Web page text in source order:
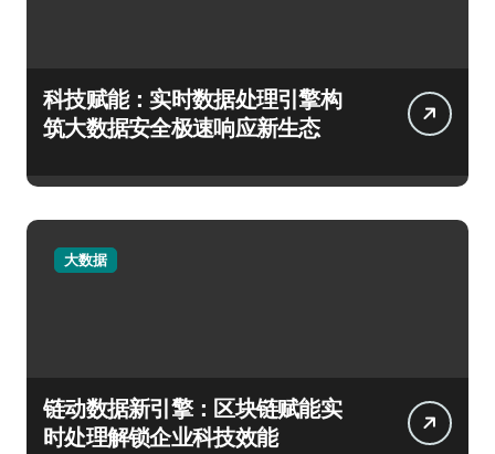
科技赋能：实时数据处理引擎构
筑大数据安全极速响应新生态
大数据
链动数据新引擎：区块链赋能实
时处理解锁企业科技效能